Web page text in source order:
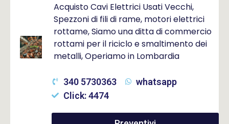
Acquisto Cavi Elettrici Usati Vecchi,
Spezzoni di fili di rame, motori elettrici
rottame, Siamo una ditta di commercio
rottami per il riciclo e smaltimento dei
metalli, Operiamo in Lombardia
340 5730363
whatsapp
Click: 4474